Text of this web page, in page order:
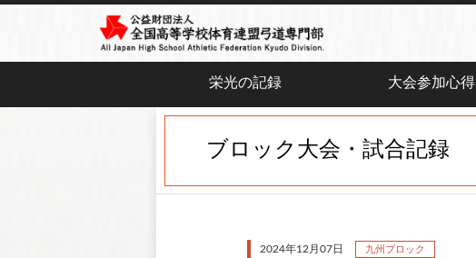
栄光の記録 大会参加心得
ブロック大会・試合記録
2024年12月07日 九州ブロック